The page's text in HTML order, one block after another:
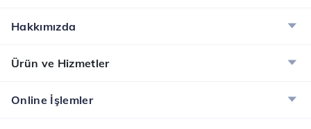
Hakkımızda
Ürün ve Hizmetler
Online İşlemler